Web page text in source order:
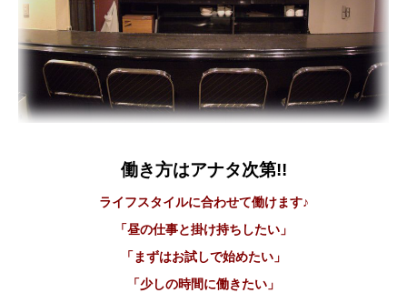
働き方はアナタ次第!!
ライフスタイルに合わせて働けます♪
「昼の仕事と掛け持ちしたい」
「まずはお試しで始めたい」
「少しの時間に働きたい」